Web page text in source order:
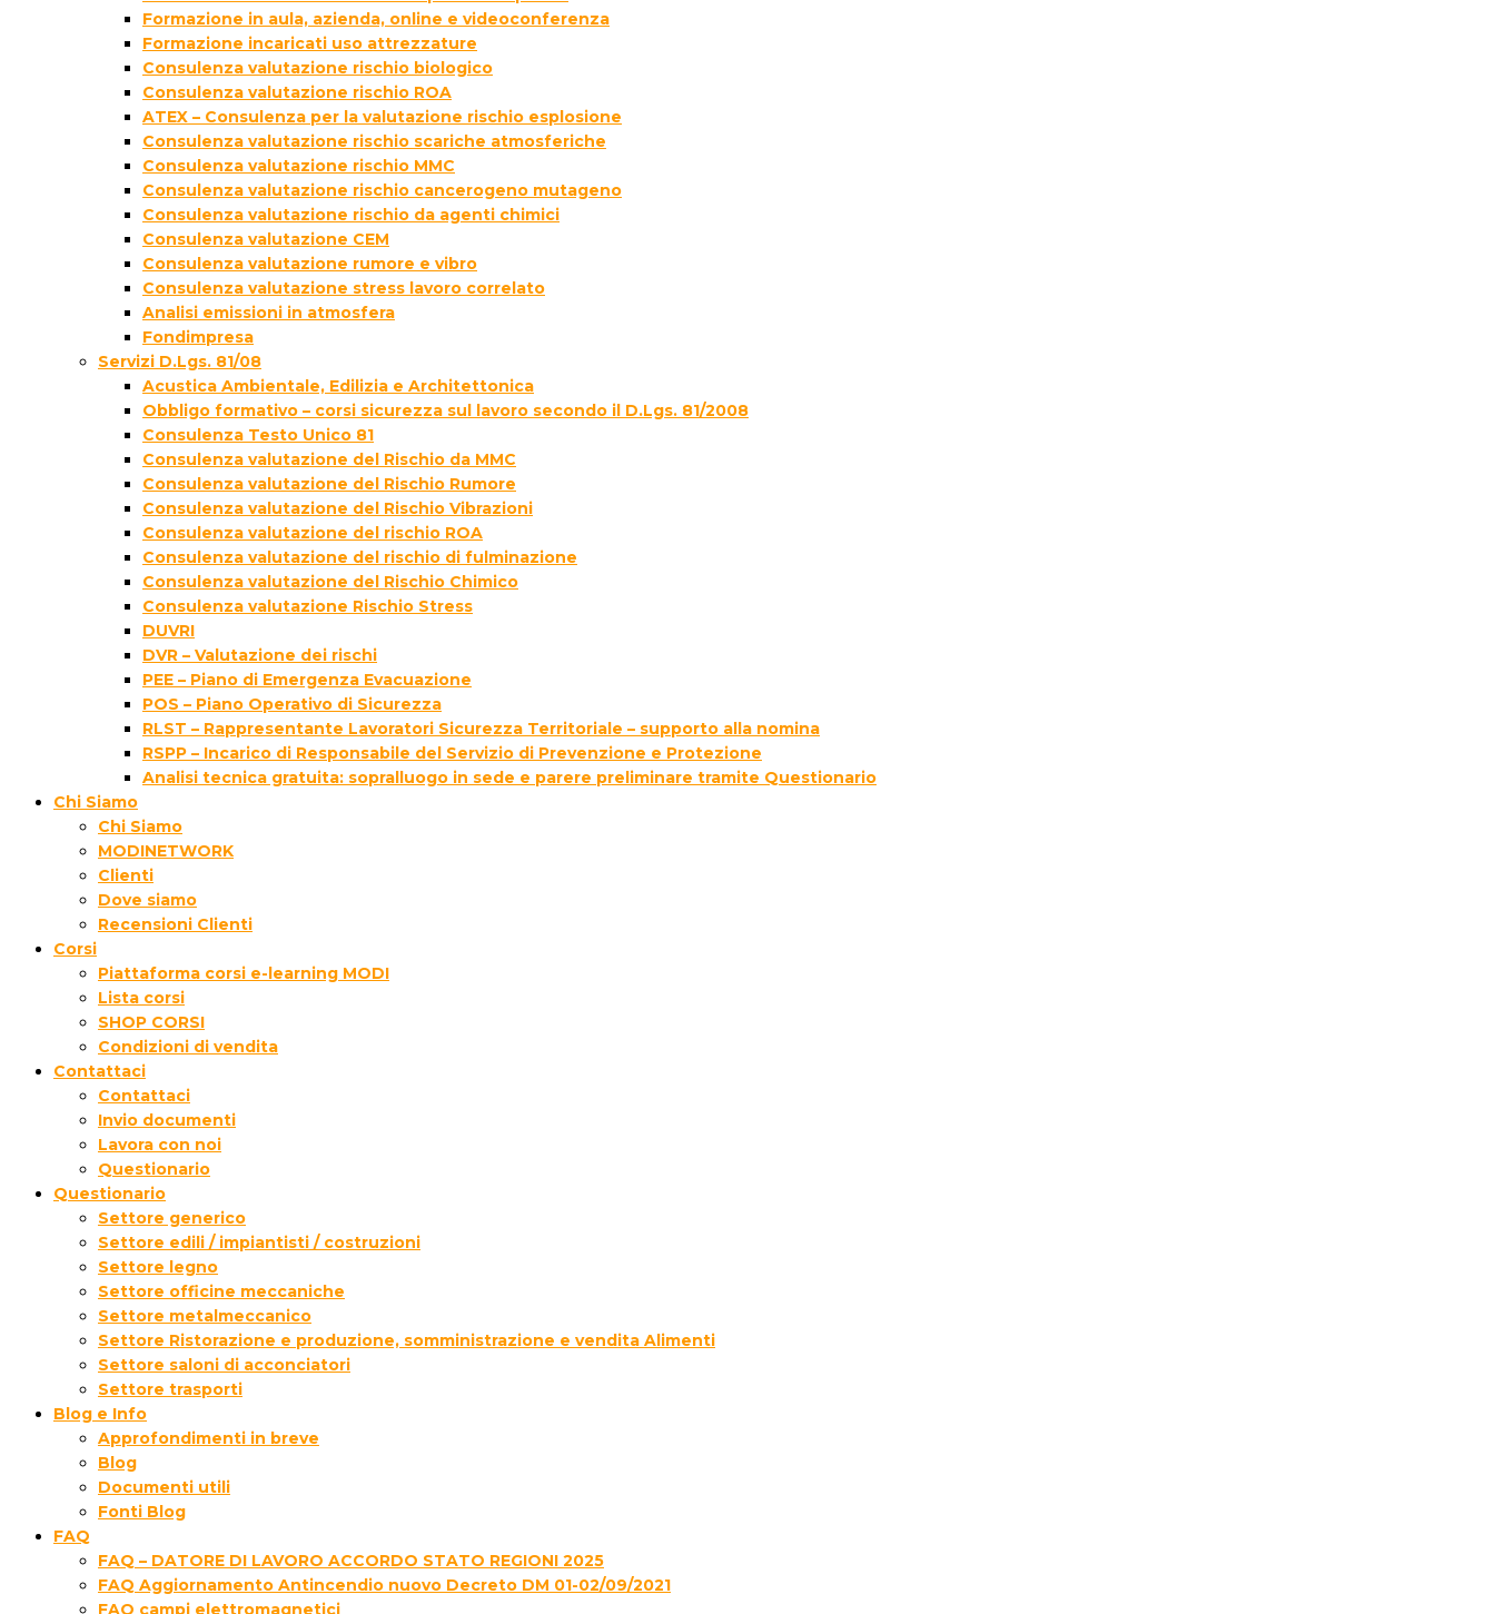
Formazione in aula, azienda, online e videoconferenza
Formazione incaricati uso attrezzature
Consulenza valutazione rischio biologico
Consulenza valutazione rischio ROA
ATEX – Consulenza per la valutazione rischio esplosione
Consulenza valutazione rischio scariche atmosferiche
Consulenza valutazione rischio MMC
Consulenza valutazione rischio cancerogeno mutageno
Consulenza valutazione rischio da agenti chimici
Consulenza valutazione CEM
Consulenza valutazione rumore e vibro
Consulenza valutazione stress lavoro correlato
Analisi emissioni in atmosfera
Fondimpresa
Servizi D.Lgs. 81/08
Acustica Ambientale, Edilizia e Architettonica
Obbligo formativo – corsi sicurezza sul lavoro secondo il D.Lgs. 81/2008
Consulenza Testo Unico 81
Consulenza valutazione del Rischio da MMC
Consulenza valutazione del Rischio Rumore
Consulenza valutazione del Rischio Vibrazioni
Consulenza valutazione del rischio ROA
Consulenza valutazione del rischio di fulminazione
Consulenza valutazione del Rischio Chimico
Consulenza valutazione Rischio Stress
DUVRI
DVR – Valutazione dei rischi
PEE – Piano di Emergenza Evacuazione
POS – Piano Operativo di Sicurezza
RLST – Rappresentante Lavoratori Sicurezza Territoriale – supporto alla nomina
RSPP – Incarico di Responsabile del Servizio di Prevenzione e Protezione
Analisi tecnica gratuita: sopralluogo in sede e parere preliminare tramite Questionario
Chi Siamo
Chi Siamo
MODINETWORK
Clienti
Dove siamo
Recensioni Clienti
Corsi
Piattaforma corsi e-learning MODI
Lista corsi
SHOP CORSI
Condizioni di vendita
Contattaci
Contattaci
Invio documenti
Lavora con noi
Questionario
Questionario
Settore generico
Settore edili / impiantisti / costruzioni
Settore legno
Settore officine meccaniche
Settore metalmeccanico
Settore Ristorazione e produzione, somministrazione e vendita Alimenti
Settore saloni di acconciatori
Settore trasporti
Blog e Info
Approfondimenti in breve
Blog
Documenti utili
Fonti Blog
FAQ
FAQ – DATORE DI LAVORO ACCORDO STATO REGIONI 2025
FAQ Aggiornamento Antincendio nuovo Decreto DM 01-02/09/2021
FAQ campi elettromagnetici